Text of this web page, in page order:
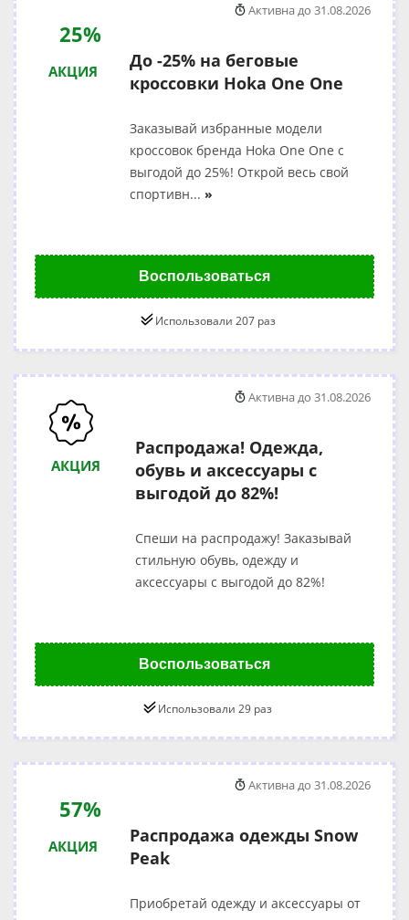
25%
АКЦИЯ
До -25% на беговые
кроссовки Hoka One One
Заказывай избранные модели
кроссовок бренда Hoka One One с
выгодой до 25%! Открой весь свой
спортивн... »
Активна до 31.08.2026
Воспользоваться
Использовали 207 раз
АКЦИЯ
Распродажа! Одежда,
обувь и аксессуары с
выгодой до 82%!
Спеши на распродажу! Заказывай
стильную обувь, одежду и
аксессуары с выгодой до 82%!
Активна до 31.08.2026
Воспользоваться
Использовали 29 раз
57%
АКЦИЯ
Распродажа одежды Snow
Peak
Приобретай одежду и аксессуары от
Активна до 31.08.2026